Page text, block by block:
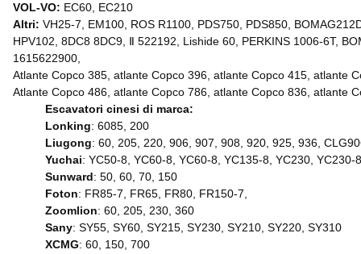
VOL-VO: EC60, EC210
Altri: VH25-7, EM100, ROS R1100, PDS750, PDS850,
HPV102, 8DC8 8DC9, Ⅱ 522192, Lishide 60, PERKINS 1006-6T,
1615622900,
Atlante Copco 385, atlante Copco 396, atlante Copco 415, atlante
Atlante Copco 486, atlante Copco 786, atlante Copco 836, atlante
Escavatori cinesi di marca:
Lonking: 6085, 200
Liugong: 60, 205, 220, 906, 907, 908, 920, 925, 936,
Yuchai: YC50-8, YC60-8, YC60-8, YC135-8, YC230,
Sunward: 50, 60, 70, 150
Foton: FR85-7, FR65, FR80, FR150-7,
Zoomlion: 60, 205, 230, 360
Sany: SY55, SY60, SY215, SY230, SY210, SY220, SY310
XCMG: 60, 150, 700